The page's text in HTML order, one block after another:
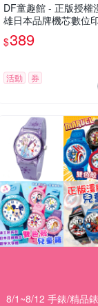
DF童趣館 - 正版授權
雄日本品牌機芯數位
童手錶
$389
活動 券